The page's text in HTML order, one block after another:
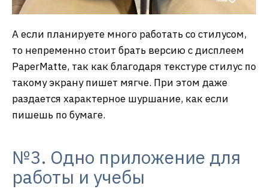
А если планируете много работать со стилусом,
то непременно стоит брать версию с дисплеем
PaperMatte, так как благодаря текстуре стилус по
такому экрану пишет мягче. При этом даже
раздается характерное шуршание, как если
пишешь по бумаге.
№3. Одно приложение для
работы и учебы